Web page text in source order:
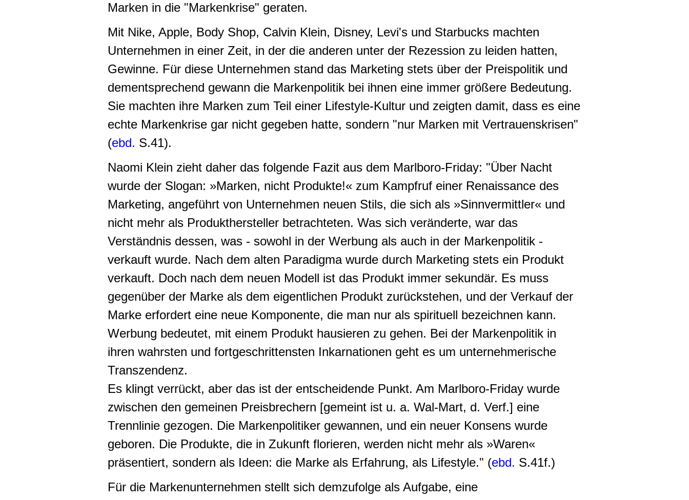
Marken in die "Markenkrise" geraten.
Mit Nike, Apple, Body Shop, Calvin Klein, Disney, Levi's und Starbucks machten
Unternehmen in einer Zeit, in der die anderen unter der Rezession zu leiden hatten,
Gewinne. Für diese Unternehmen stand das Marketing stets über der Preispolitik und
dementsprechend gewann die Markenpolitik bei ihnen eine immer größere Bedeutung.
Sie machten ihre Marken zum Teil einer Lifestyle-Kultur und zeigten damit, dass es eine
echte Markenkrise gar nicht gegeben hatte, sondern "nur Marken mit Vertrauenskrisen"
(ebd. S.41).
Naomi Klein zieht daher das folgende Fazit aus dem Marlboro-Friday: "Über Nacht
wurde der Slogan: »Marken, nicht Produkte!« zum Kampfruf einer Renaissance des
Marketing, angeführt von Unternehmen neuen Stils, die sich als »Sinnvermittler« und
nicht mehr als Produkthersteller betrachteten. Was sich veränderte, war das
Verständnis dessen, was - sowohl in der Werbung als auch in der Markenpolitik -
verkauft wurde. Nach dem alten Paradigma wurde durch Marketing stets ein Produkt
verkauft. Doch nach dem neuen Modell ist das Produkt immer sekundär. Es muss
gegenüber der Marke als dem eigentlichen Produkt zurückstehen, und der Verkauf der
Marke erfordert eine neue Komponente, die man nur als spirituell bezeichnen kann.
Werbung bedeutet, mit einem Produkt hausieren zu gehen. Bei der Markenpolitik in
ihren wahrsten und fortgeschrittensten Inkarnationen geht es um unternehmerische
Transzendenz.
Es klingt verrückt, aber das ist der entscheidende Punkt. Am Marlboro-Friday wurde
zwischen den gemeinen Preisbrechern [gemeint ist u. a. Wal-Mart, d. Verf.] eine
Trennlinie gezogen. Die Markenpolitiker gewannen, und ein neuer Konsens wurde
geboren. Die Produkte, die in Zukunft florieren, werden nicht mehr als »Waren«
präsentiert, sondern als Ideen: die Marke als Erfahrung, als Lifestyle." (ebd. S.41f.)
Für die Markenunternehmen stellt sich demzufolge als Aufgabe, eine